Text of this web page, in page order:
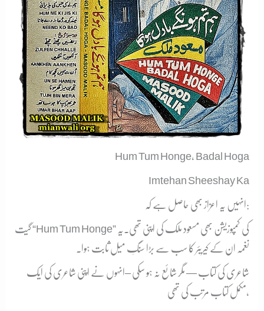
Hum Tum Honge, Badal Hoga
Imtehan Sheeshay Ka
انہیں یہ اعزاز بھی حاصل ہے کہ:
گیت “Hum Tum Honge” کی کمپوزیشن بھی مسعود ملک کی اپنی تھی۔ یہ
نغمہ ان کے کیریئر کا سب سے بڑا سنگِ میل ثابت ہوا۔
شاعری کی کتاب — مگر شائع نہ ہو سکی –انہوں نے اپنی شاعری کی ایک
مکمل کتاب مرتب کی تھی،